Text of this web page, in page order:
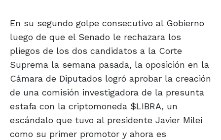
En su segundo golpe consecutivo al Gobierno
luego de que el Senado le rechazara los
pliegos de los dos candidatos a la Corte
Suprema la semana pasada, la oposición en la
Cámara de Diputados logró aprobar la creación
de una comisión investigadora de la presunta
estafa con la criptomoneda $LIBRA, un
escándalo que tuvo al presidente Javier Milei
como su primer promotor y ahora es